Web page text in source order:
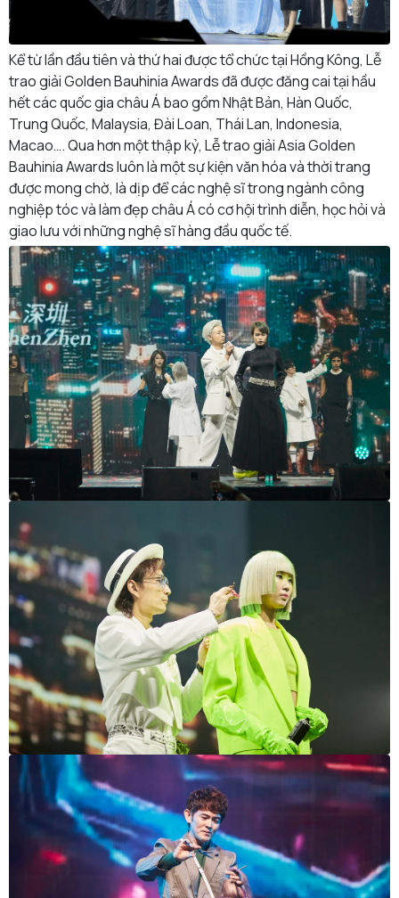
Kể từ lần đầu tiên và thứ hai được tổ chức tại Hồng Kông, Lễ
trao giải Golden Bauhinia Awards đã được đăng cai tại hầu
hết các quốc gia châu Á bao gồm Nhật Bản, Hàn Quốc,
Trung Quốc, Malaysia, Đài Loan, Thái Lan, Indonesia,
Macao…. Qua hơn một thập kỷ, Lễ trao giải Asia Golden
Bauhinia Awards luôn là một sự kiện văn hóa và thời trang
được mong chờ, là dịp để các nghệ sĩ trong ngành công
nghiệp tóc và làm đẹp châu Á có cơ hội trình diễn, học hỏi và
giao lưu với những nghệ sĩ hàng đầu quốc tế.